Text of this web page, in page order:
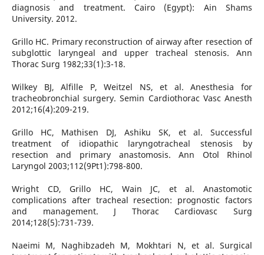
diagnosis and treatment. Cairo (Egypt): Ain Shams
University. 2012.
Grillo HC. Primary reconstruction of airway after resection of
subglottic laryngeal and upper tracheal stenosis. Ann
Thorac Surg 1982;33(1):3-18.
Wilkey BJ, Alfille P, Weitzel NS, et al. Anesthesia for
tracheobronchial surgery. Semin Cardiothorac Vasc Anesth
2012;16(4):209-219.
Grillo HC, Mathisen DJ, Ashiku SK, et al. Successful
treatment of idiopathic laryngotracheal stenosis by
resection and primary anastomosis. Ann Otol Rhinol
Laryngol 2003;112(9Pt1):798-800.
Wright CD, Grillo HC, Wain JC, et al. Anastomotic
complications after tracheal resection: prognostic factors
and management. J Thorac Cardiovasc Surg
2014;128(5):731-739.
Naeimi M, Naghibzadeh M, Mokhtari N, et al. Surgical